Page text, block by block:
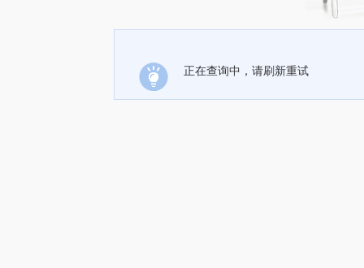
正在查询中，请刷新重试